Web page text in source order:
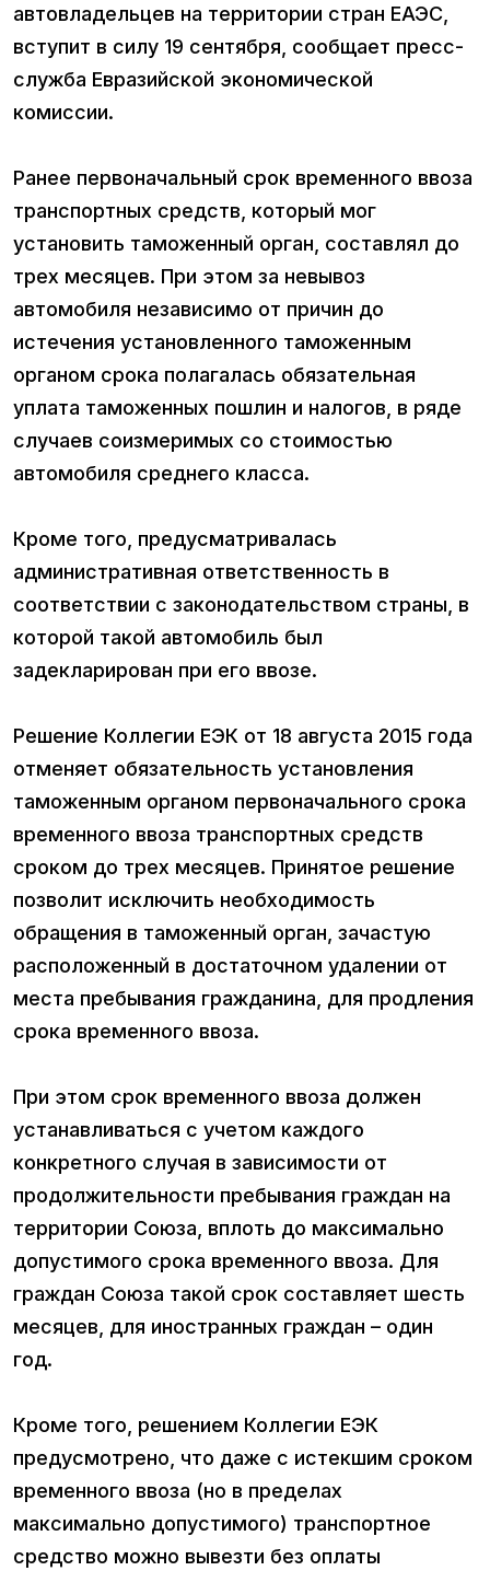
автовладельцев на территории стран ЕАЭС,
вступит в силу 19 сентября, сообщает пресс-
служба Евразийской экономической
комиссии.
Ранее первоначальный срок временного ввоза
транспортных средств, который мог
установить таможенный орган, составлял до
трех месяцев. При этом за невывоз
автомобиля независимо от причин до
истечения установленного таможенным
органом срока полагалась обязательная
уплата таможенных пошлин и налогов, в ряде
случаев соизмеримых со стоимостью
автомобиля среднего класса.
Кроме того, предусматривалась
административная ответственность в
соответствии с законодательством страны, в
которой такой автомобиль был
задекларирован при его ввозе.
Решение Коллегии ЕЭК от 18 августа 2015 года
отменяет обязательность установления
таможенным органом первоначального срока
временного ввоза транспортных средств
сроком до трех месяцев. Принятое решение
позволит исключить необходимость
обращения в таможенный орган, зачастую
расположенный в достаточном удалении от
места пребывания гражданина, для продления
срока временного ввоза.
При этом срок временного ввоза должен
устанавливаться с учетом каждого
конкретного случая в зависимости от
продолжительности пребывания граждан на
территории Союза, вплоть до максимально
допустимого срока временного ввоза. Для
граждан Союза такой срок составляет шесть
месяцев, для иностранных граждан – один
год.
Кроме того, решением Коллегии ЕЭК
предусмотрено, что даже с истекшим сроком
временного ввоза (но в пределах
максимально допустимого) транспортное
средство можно вывезти без оплаты